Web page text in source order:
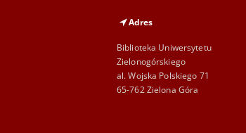
Adres
Biblioteka Uniwersytetu
Zielonogórskiego
al. Wojska Polskiego 71
65-762 Zielona Góra